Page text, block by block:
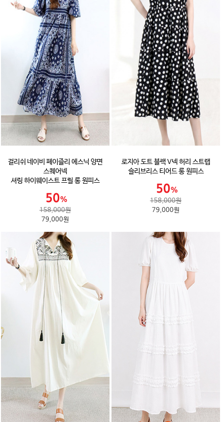
걸리쉬 네이비 페이즐리 에스닉 양면
스퀘어넥
셔링 하이웨이스트 프릴 롱 원피스
158,000원
79,000원
로지아 도트 블랙 V넥 허리 스트랩
슬리브리스 티어드 롱 원피스
158,000원
79,000원